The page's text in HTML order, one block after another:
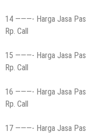
14 ———- Harga Jasa
Rp. Call
15 ———- Harga Jasa
Rp. Call
16 ———- Harga Jasa
Rp. Call
17 ———- Harga Jasa